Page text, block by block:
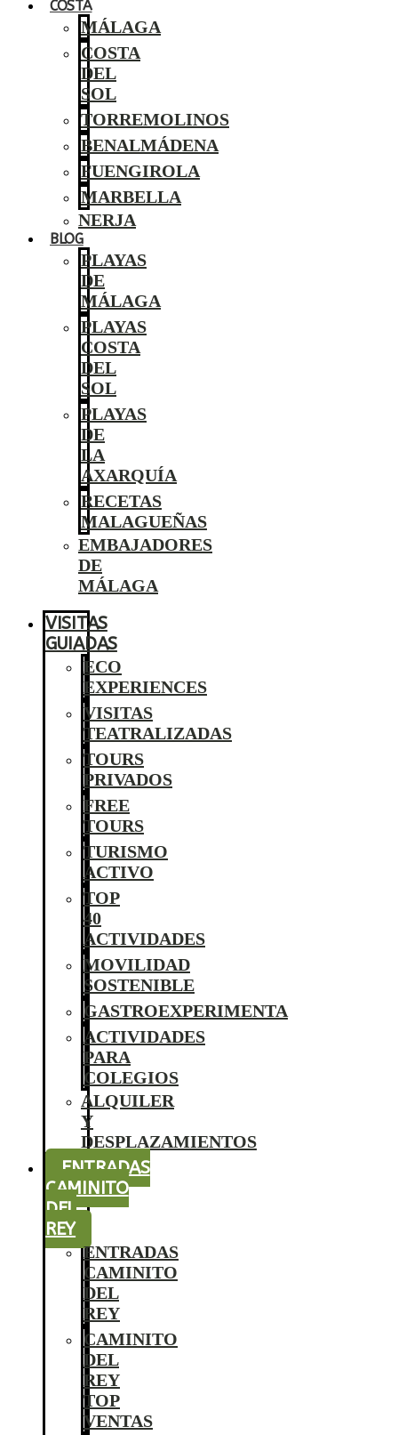
COSTA
MÁLAGA
COSTA
DEL
SOL
TORREMOLINOS
BENALMÁDENA
FUENGIROLA
MARBELLA
NERJA
BLOG
PLAYAS
DE
MÁLAGA
PLAYAS
COSTA
DEL
SOL
PLAYAS
DE
LA
AXARQUÍA
RECETAS
MALAGUEÑAS
EMBAJADORES
DE
MÁLAGA
VISITAS
GUIADAS
ECO
EXPERIENCES
VISITAS
TEATRALIZADAS
TOURS
PRIVADOS
FREE
TOURS
TURISMO
ACTIVO
TOP
40
ACTIVIDADES
MOVILIDAD
SOSTENIBLE
GASTROEXPERIMENTA
ACTIVIDADES
PARA
COLEGIOS
ALQUILER
Y
DESPLAZAMIENTOS
ENTRADAS
CAMINITO
DEL
REY
ENTRADAS
CAMINITO
DEL
REY
CAMINITO
DEL
REY
TOP
VENTAS